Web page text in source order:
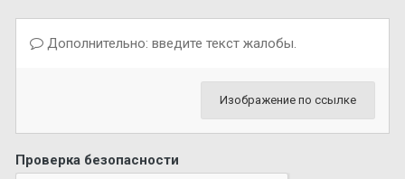
Дополнительно: введите текст жалобы.
Изображение по ссылке
Проверка безопасности